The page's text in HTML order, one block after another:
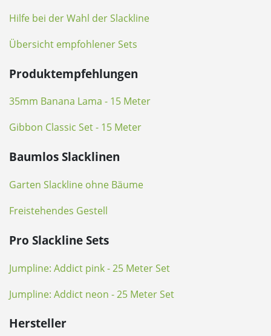
Hilfe bei der Wahl der Slackline
Übersicht empfohlener Sets
Produktempfehlungen
35mm Banana Lama - 15 Meter
Gibbon Classic Set - 15 Meter
Baumlos Slacklinen
Garten Slackline ohne Bäume
Freistehendes Gestell
Pro Slackline Sets
Jumpline: Addict pink - 25 Meter Set
Jumpline: Addict neon - 25 Meter Set
Hersteller